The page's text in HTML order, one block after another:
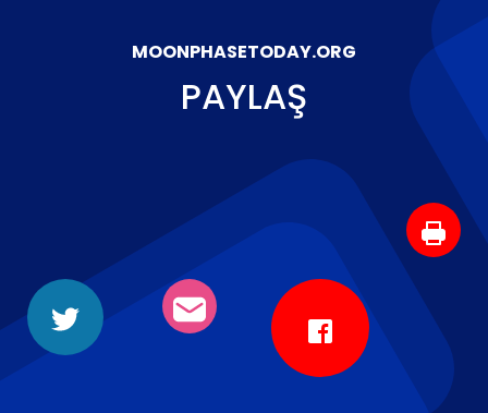
MOONPHASETODAY.ORG
PAYLAŞ